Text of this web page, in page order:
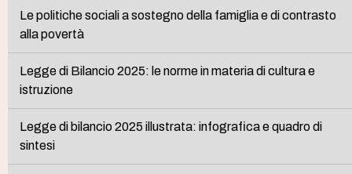
Le politiche sociali a sostegno della famiglia e di contrasto
alla povertà
Legge di Bilancio 2025: le norme in materia di cultura e
istruzione
Legge di bilancio 2025 illustrata: infografica e quadro di
sintesi